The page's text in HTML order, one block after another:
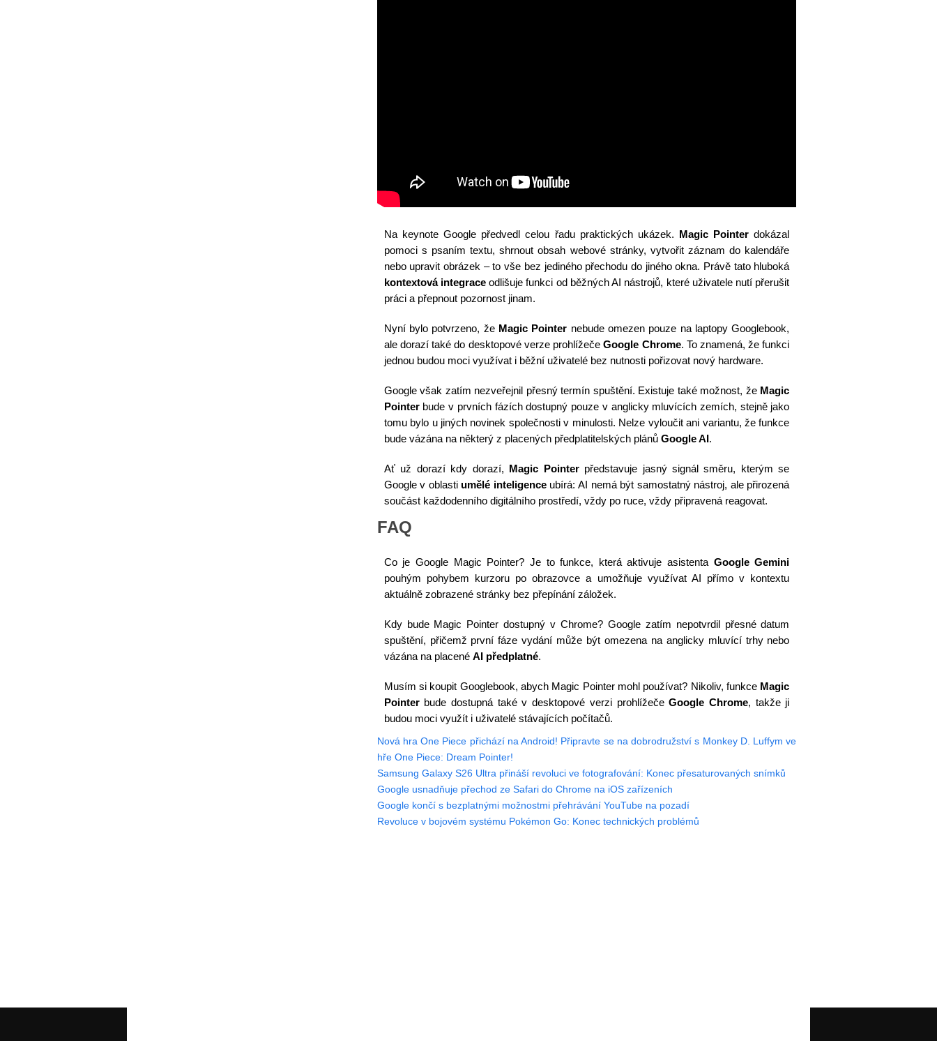
Na keynote Google předvedl celou řadu praktických ukázek. Magic Pointer dokázal
pomoci s psaním textu, shrnout obsah webové stránky, vytvořit záznam do kalendáře
nebo upravit obrázek – to vše bez jediného přechodu do jiného okna. Právě tato hluboká
kontextová integraceodlišuje funkci od běžných AI nástrojů, které uživatele nutí přerušit
práci a přepnout pozornost jinam.
Nyní bylo potvrzeno, že Magic Pointer nebude omezen pouze na laptopy Googlebook,
ale dorazí také do desktopové verze prohlížečeGoogle Chrome. To znamená, že funkci
jednou budou moci využívat i běžní uživatelé bez nutnosti pořizovat nový hardware.
Google však zatím nezveřejnil přesný termín spuštění. Existuje také možnost, že Magic
Pointerbude v prvních fázích dostupný pouze v anglicky mluvících zemích, stejně jako
tomu bylo u jiných novinek společnosti v minulosti. Nelze vyloučit ani variantu, že funkce
bude vázána na některý z placených předplatitelských plánů Google AI.
Ať už dorazí kdy dorazí, Magic Pointerpředstavuje jasný signál směru, kterým se
Google v oblasti umělé inteligenceubírá: AI nemá být samostatný nástroj, ale přirozená
součást každodenního digitálního prostředí, vždy po ruce, vždy připravená reagovat.
FAQ
Co je Google Magic Pointer? Je to funkce, která aktivuje asistenta Google Gemini
pouhým pohybem kurzoru po obrazovce a umožňuje využívat AI přímo v kontextu
aktuálně zobrazené stránky bez přepínání záložek.
Kdy bude Magic Pointer dostupný v Chrome? Google zatím nepotvrdil přesné datum
spuštění, přičemž první fáze vydání může být omezena na anglicky mluvící trhy nebo
vázána na placené AI předplatné.
Musím si koupit Googlebook, abych Magic Pointer mohl používat? Nikoliv, funkce Magic
Pointerbude dostupná také v desktopové verzi prohlížečeGoogle Chrome, takže ji
budou moci využít i uživatelé stávajících počítačů.
Nová hra One Piece přichází na Android! Připravte se na dobrodružství s Monkey D. Luffym ve
hře One Piece: Dream Pointer!
Samsung Galaxy S26 Ultra přináší revoluci ve fotografování: Konec přesaturovaných snímků
Google usnadňuje přechod ze Safari do Chrome na iOS zařízeních
Google končí s bezplatnými možnostmi přehrávání YouTube na pozadí
Revoluce v bojovém systému Pokémon Go: Konec technických problémů